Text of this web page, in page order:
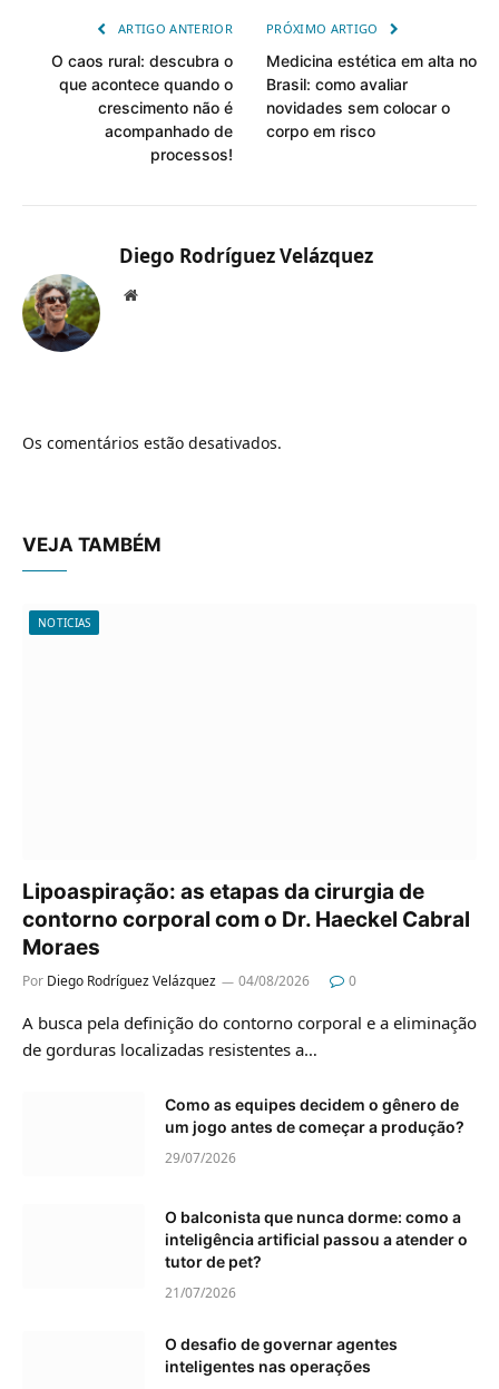
ARTIGO ANTERIOR
O caos rural: descubra o
que acontece quando o
crescimento não é
acompanhado de
processos!
PRÓXIMO ARTIGO
Medicina estética em alta no
Brasil: como avaliar
novidades sem colocar o
corpo em risco
Diego Rodríguez Velázquez
Website
Os comentários estão desativados.
VEJA TAMBÉM
NOTICIAS
Lipoaspiração: as etapas da cirurgia de
contorno corporal com o Dr. Haeckel Cabral
Moraes
Por Diego Rodríguez Velázquez 04/08/2026 0
A busca pela definição do contorno corporal e a eliminação
de gorduras localizadas resistentes a…
Como as equipes decidem o gênero de
um jogo antes de começar a produção?
29/07/2026
O balconista que nunca dorme: como a
inteligência artificial passou a atender o
tutor de pet?
21/07/2026
O desafio de governar agentes
inteligentes nas operações